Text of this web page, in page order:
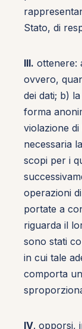
Stato, di
III. ottenere:
ovvero,
dei dati; b)
forma
violazione
necessaria
scopi per i
operazioni
portate a
riguarda il
sono stati
in cui tale
comporta
IV. opporsi,